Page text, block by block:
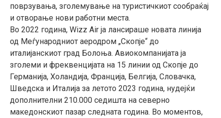
поврзувањa, зголемување на туристичкиот сообраќај
и отворање нови работни места.
Во 2022 година, Wizz Air ја лансираше новата линија
од Меѓународниот аеродром „Скопје“ до
италијанскиот град Болоња. Авиокомпанијата ја
зголеми и фреквенцијата на 15 линии од Скопје до
Германија, Холандија, Франција, Белгија, Словачка,
Шведска и Италија за летото 2023 година, нудејќи
дополнителни 210.000 седишта на северно
македонскиот пазар следната година. Во моментов,